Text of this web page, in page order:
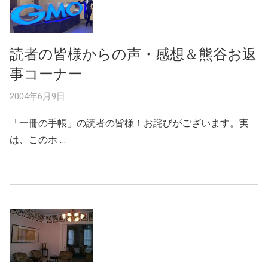
読者の皆様からの声・感想＆熊谷お返
事コーナー
2004年6月9日
「一冊の手帳」の読者の皆様！お詫びがございます。実
は、このホ …